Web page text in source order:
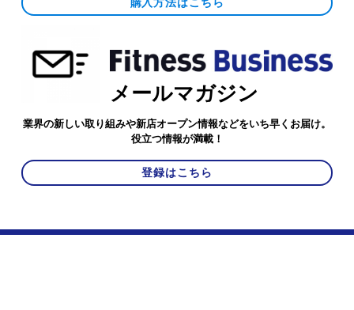
購入方法はこちら
メールマガジン
業界の新しい取り組みや新店オープン情報などをいち早くお届け。
役立つ情報が満載！
登録はこちら